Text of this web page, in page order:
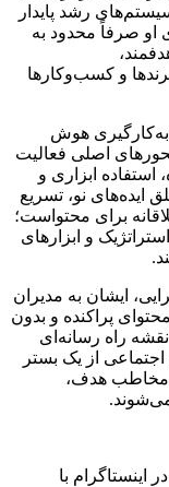
رشد پایدار
او صرفاً محدود به
و کسب‌وکارها
هوش
اصلی فعالیت
ابزاری و
ایده‌های نو، تسریع
برای محتواست؛
و ابزارهای
ایشان به مدیران
پراکنده و بدون
راه رسانه‌ای
از یک بستر
مخاطب هدف،
می‌شوند.
اینستاگرام با